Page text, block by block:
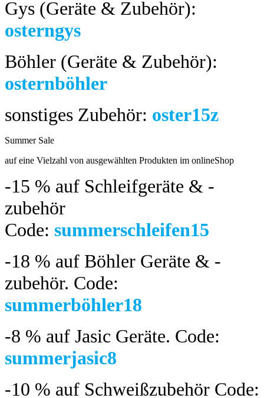
Gys (Geräte & Zubehör):
osterngys
Böhler (Geräte & Zubehör):
osternböhler
sonstiges Zubehör: oster15z
Summer Sale
auf eine Vielzahl von ausgewählten Produkten im onlineShop
-15 % auf Schleifgeräte & -
zubehör
Code: summerschleifen15
-18 % auf Böhler Geräte & -
zubehör. Code:
summerböhler18
-8 % auf Jasic Geräte. Code:
summerjasic8
-10 % auf Schweißzubehör Code: